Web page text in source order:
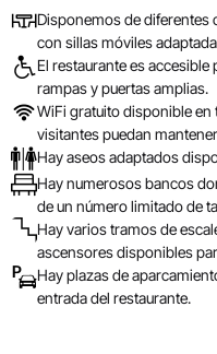
Disponemos de diferentes
con sillas móviles
El restaurante es
rampas y puertas amplias.
WiFi gratuito disponible en
visitantes puedan
Hay aseos adaptados
Hay numerosos bancos
de un número limitado de
Hay varios tramos de
ascensores disponibles
Hay plazas de
entrada del restaurante.